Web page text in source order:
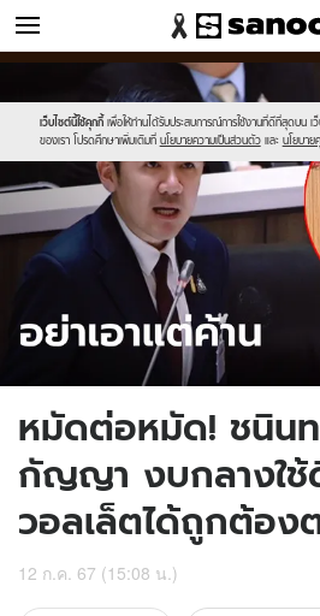
ข่าว
เว็บไซต์นี้ใช้คุกกี้ เพื่อให้ท่านได้รับประสบการณ์การใช้งานที่ดีที่สุดบน เ
ของเรา โปรดศึกษาเพิ่มเติมที่ นโยบายความเป็นส่วนตัว และ นโยบาย
//s.isanook.com/sr/0/images/logo-
new-
sanook.png
//s.isanook.com/ns/0/ud/1896/9483066/
หมัดต่อหมัด! ชนิน
กัญญา งบกลางใช้
วอลเล็ตได้ถูกต้อง
12 ก.ค. 67 (15:08 น.)